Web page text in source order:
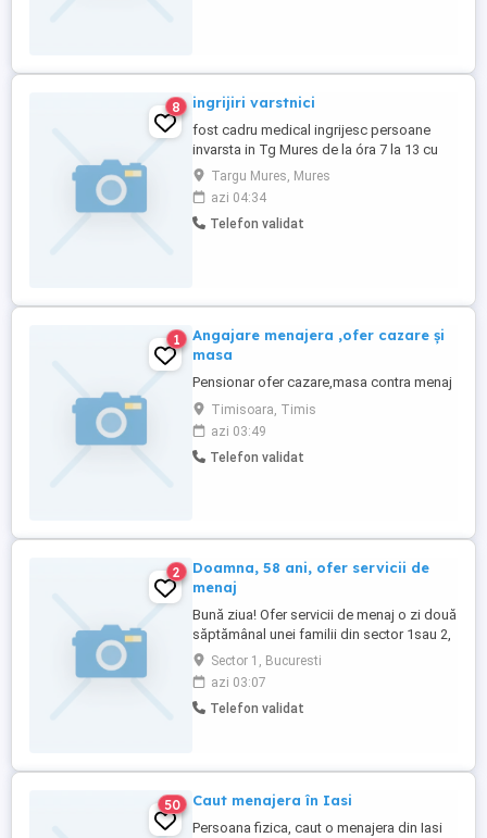
8 ingrijiri varstnici
fost cadru medical ingrijesc persoane
invarsta in Tg Mures de la óra 7 la 13 cu
menaj complect administrat medicamente
gatit spalat curatenie .nr de contact
Targu Mures, Mures
azi 04:34
Telefon validat
1
Angajare menajera ,ofer cazare și
masa
Pensionar ofer cazare,masa contra menaj
Timisoara, Timis
azi 03:49
Telefon validat
2
Doamna, 58 ani, ofer servicii de
menaj
Bună ziua! Ofer servicii de menaj o zi două
săptămânal unei familii din sector 1sau 2,
Otopeni, Băneasa, Corbeanca, Balotești
sau Săftica. Fără gătit. Vă rog, nu deranjați
cu altfel de cereri.
Sector 1, Bucuresti
azi 03:07
Telefon validat
50 Caut menajera în Iasi
Persoana fizica, caut o menajera din Iasi